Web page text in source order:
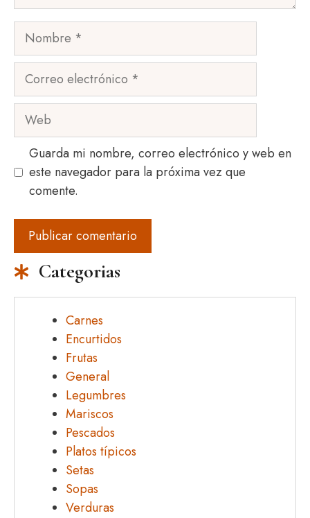
Nombre
Correo
Web
Guarda mi nombre, correo electrónico y web en
este navegador para la próxima vez que
comente.
Categorias
Carnes
Encurtidos
Frutas
General
Legumbres
Mariscos
Pescados
Platos típicos
Setas
Sopas
Verduras